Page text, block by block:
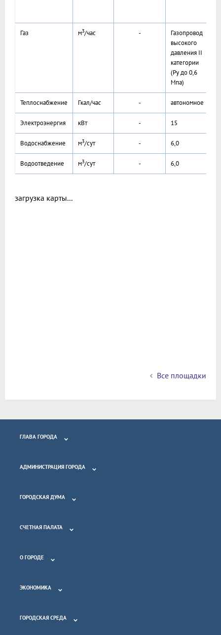
Газ м3/час -
Газопровод
высокого
давления II
категории
(Ру до 0,6
Мпа)
Теплоснабжение Гкал/час - автономное
Электроэнергия кВт - 15
Водоснабжение м3/сут - 6,0
Водоотведение м3/сут - 6,0
загрузка карты...
Все площадки
ГЛАВА ГОРОДА
АДМИНИСТРАЦИЯ ГОРОДА
ГОРОДСКАЯ ДУМА
СЧЕТНАЯ ПАЛАТА
О ГОРОДЕ
ЭКОНОМИКА
ГОРОДСКАЯ СРЕДА